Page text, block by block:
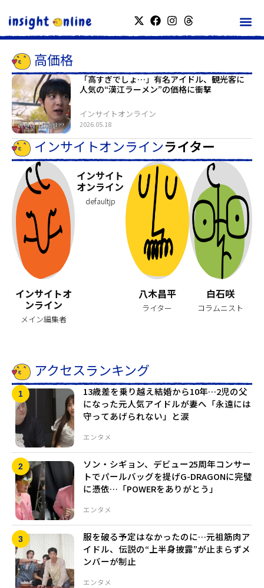
高価格
「高すぎでしょ…」有名アイドル、観光客に
人気の“漢江ラーメン”の価格に衝撃
2026.05.18
インサイトオンライン
インサイトオンラインライター
インサイトオ
ンライン
メイン編集者
インサイト
オンライン
defaultjp
八木昌平
ライター
白石咲
コラムニスト
アクセスランキング
エンタメ
13歳差を乗り越え結婚から10年…2児の父
になった元人気アイドルが妻へ「永遠には
守ってあげられない」と涙
エンタメ
ソン・シギョン、デビュー25周年コンサー
トでパールバッグを提げG-DRAGONに完璧
に憑依…「POWERをありがとう」
エンタメ
服を破る予定はなかったのに…元祖筋肉ア
イドル、伝説の“上半身披露”が止まらずメ
ンバーが制止